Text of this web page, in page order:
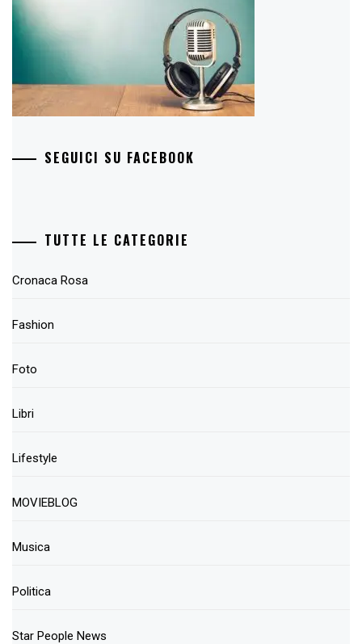
SEGUICI SU FACEBOOK
TUTTE LE CATEGORIE
Cronaca Rosa
Fashion
Foto
Libri
Lifestyle
MOVIEBLOG
Musica
Politica
Star People News